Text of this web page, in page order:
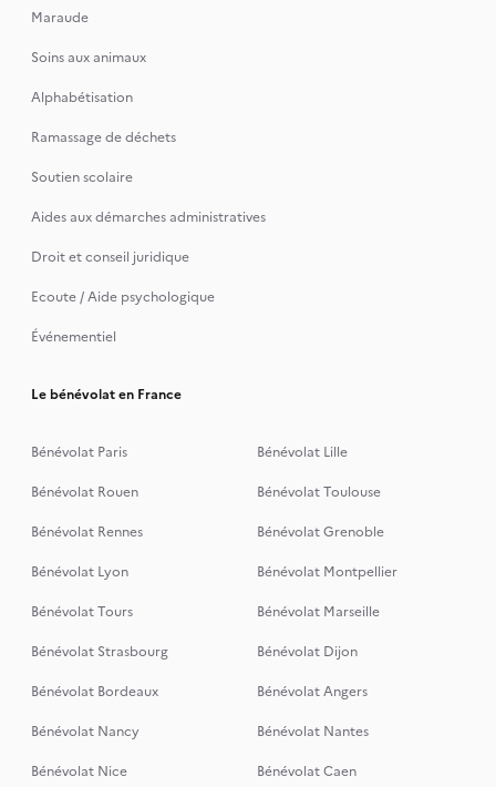
Maraude
Soins aux animaux
Alphabétisation
Ramassage de déchets
Soutien scolaire
Aides aux démarches administratives
Droit et conseil juridique
Ecoute / Aide psychologique
Événementiel
Le bénévolat en France
Bénévolat Paris
Bénévolat Lille
Bénévolat Rouen
Bénévolat Toulouse
Bénévolat Rennes
Bénévolat Grenoble
Bénévolat Lyon
Bénévolat Montpellier
Bénévolat Tours
Bénévolat Marseille
Bénévolat Strasbourg
Bénévolat Dijon
Bénévolat Bordeaux
Bénévolat Angers
Bénévolat Nancy
Bénévolat Nantes
Bénévolat Nice
Bénévolat Caen